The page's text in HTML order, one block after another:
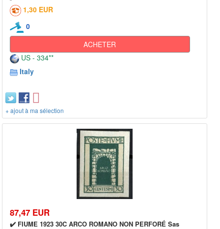
1,30 EUR
0
ACHETER
US - 334**
Italy
+ ajout à ma sélection
87,47 EUR
✔️ FIUME 1923 30C ARCO ROMANO NON PERFORÉ Sas